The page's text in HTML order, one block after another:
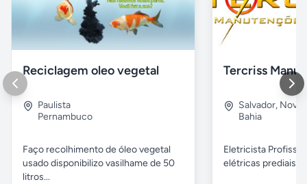
Reciclagem oleo vegetal
Paulista
Pernambuco
Faço recolhimento de óleo vegetal
usado disponibilizo vasilhame de 50
litros...
Salvador, Nova
Bahia
Eletricista
elétricas prediais e